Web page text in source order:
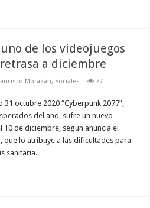
de los videojuegos
a diciembre
Morazán, Sociales 77
octubre 2020 “Cyberpunk 2077”,
del año, sufre un nuevo
10 de diciembre, según anuncia el
que lo atribuye a las dificultades para
sanitaria. …